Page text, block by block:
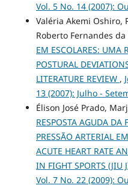
Vol. 5 No. 14 (2007):
Valéria Akemi Oshiro,
Roberto Fernandes da
EM ESCOLARES: UMA
POSTURAL
LITERATURE REVIEW ,
13 (2007): Julho -
Élison José Prado,
RESPOSTA AGUDA DA
PRESSÃO ARTERIAL
ACUTE HEART RATE
IN FIGHT SPORTS (JIU
Vol. 7 No. 22 (2009):